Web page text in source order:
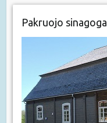
Pakruojo sinagoga